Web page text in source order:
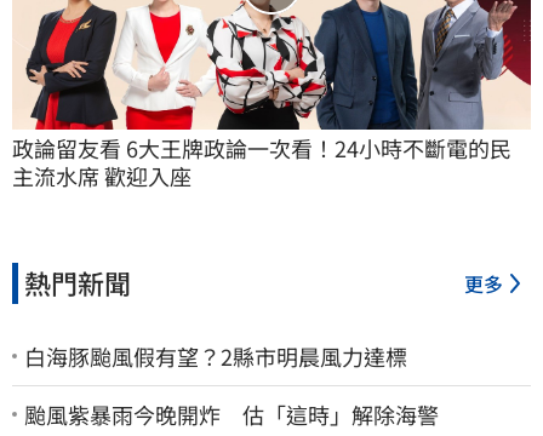
政論留友看 6大王牌政論一次看！24小時不斷電的民
主流水席 歡迎入座
熱門新聞 更多
白海豚颱風假有望？2縣市明晨風力達標
颱風紫暴雨今晚開炸 估「這時」解除海警